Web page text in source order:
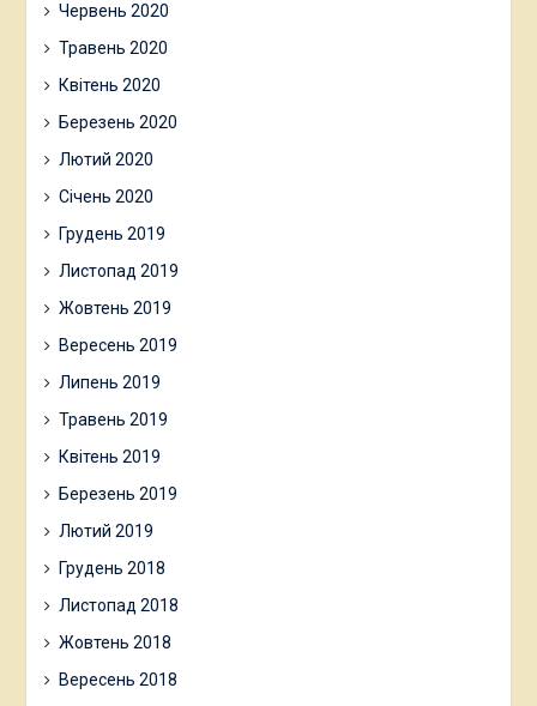
Червень 2020
Травень 2020
Квітень 2020
Березень 2020
Лютий 2020
Січень 2020
Грудень 2019
Листопад 2019
Жовтень 2019
Вересень 2019
Липень 2019
Травень 2019
Квітень 2019
Березень 2019
Лютий 2019
Грудень 2018
Листопад 2018
Жовтень 2018
Вересень 2018